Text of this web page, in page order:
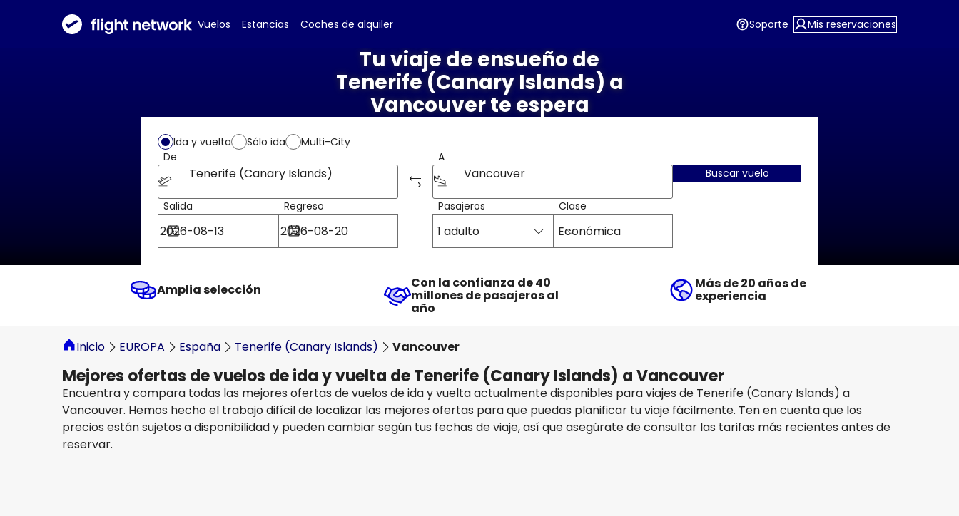
Vuelos Estancias Coches de alquiler Soporte Mis reservaciones
Tu viaje de ensueño de
Tenerife (Canary Islands) a
Vancouver te espera
Ida y vuelta Sólo ida
Multi-City
De
Tenerife (Canary Islands)
A
Vancouver
Salida Regreso Pasajeros
1 adulto
Clase
Económica
Buscar vuelo
Amplia selección Con la confianza de 40
millones de pasajeros al
año
Más de 20 años de
experiencia
Inicio EUROPA España Tenerife (Canary Islands) Vancouver
Mejores ofertas de vuelos de ida y vuelta de Tenerife (Canary Islands) a Vancouver
Encuentra y compara todas las mejores ofertas de vuelos de ida y vuelta actualmente disponibles para viajes de Tenerife (Canary Islands) a
Vancouver. Hemos hecho el trabajo difícil de localizar las mejores ofertas para que puedas planificar tu viaje fácilmente. Ten en cuenta que los
precios están sujetos a disponibilidad y pueden cambiar según tus fechas de viaje, así que asegúrate de consultar las tarifas más recientes antes de
reservar.